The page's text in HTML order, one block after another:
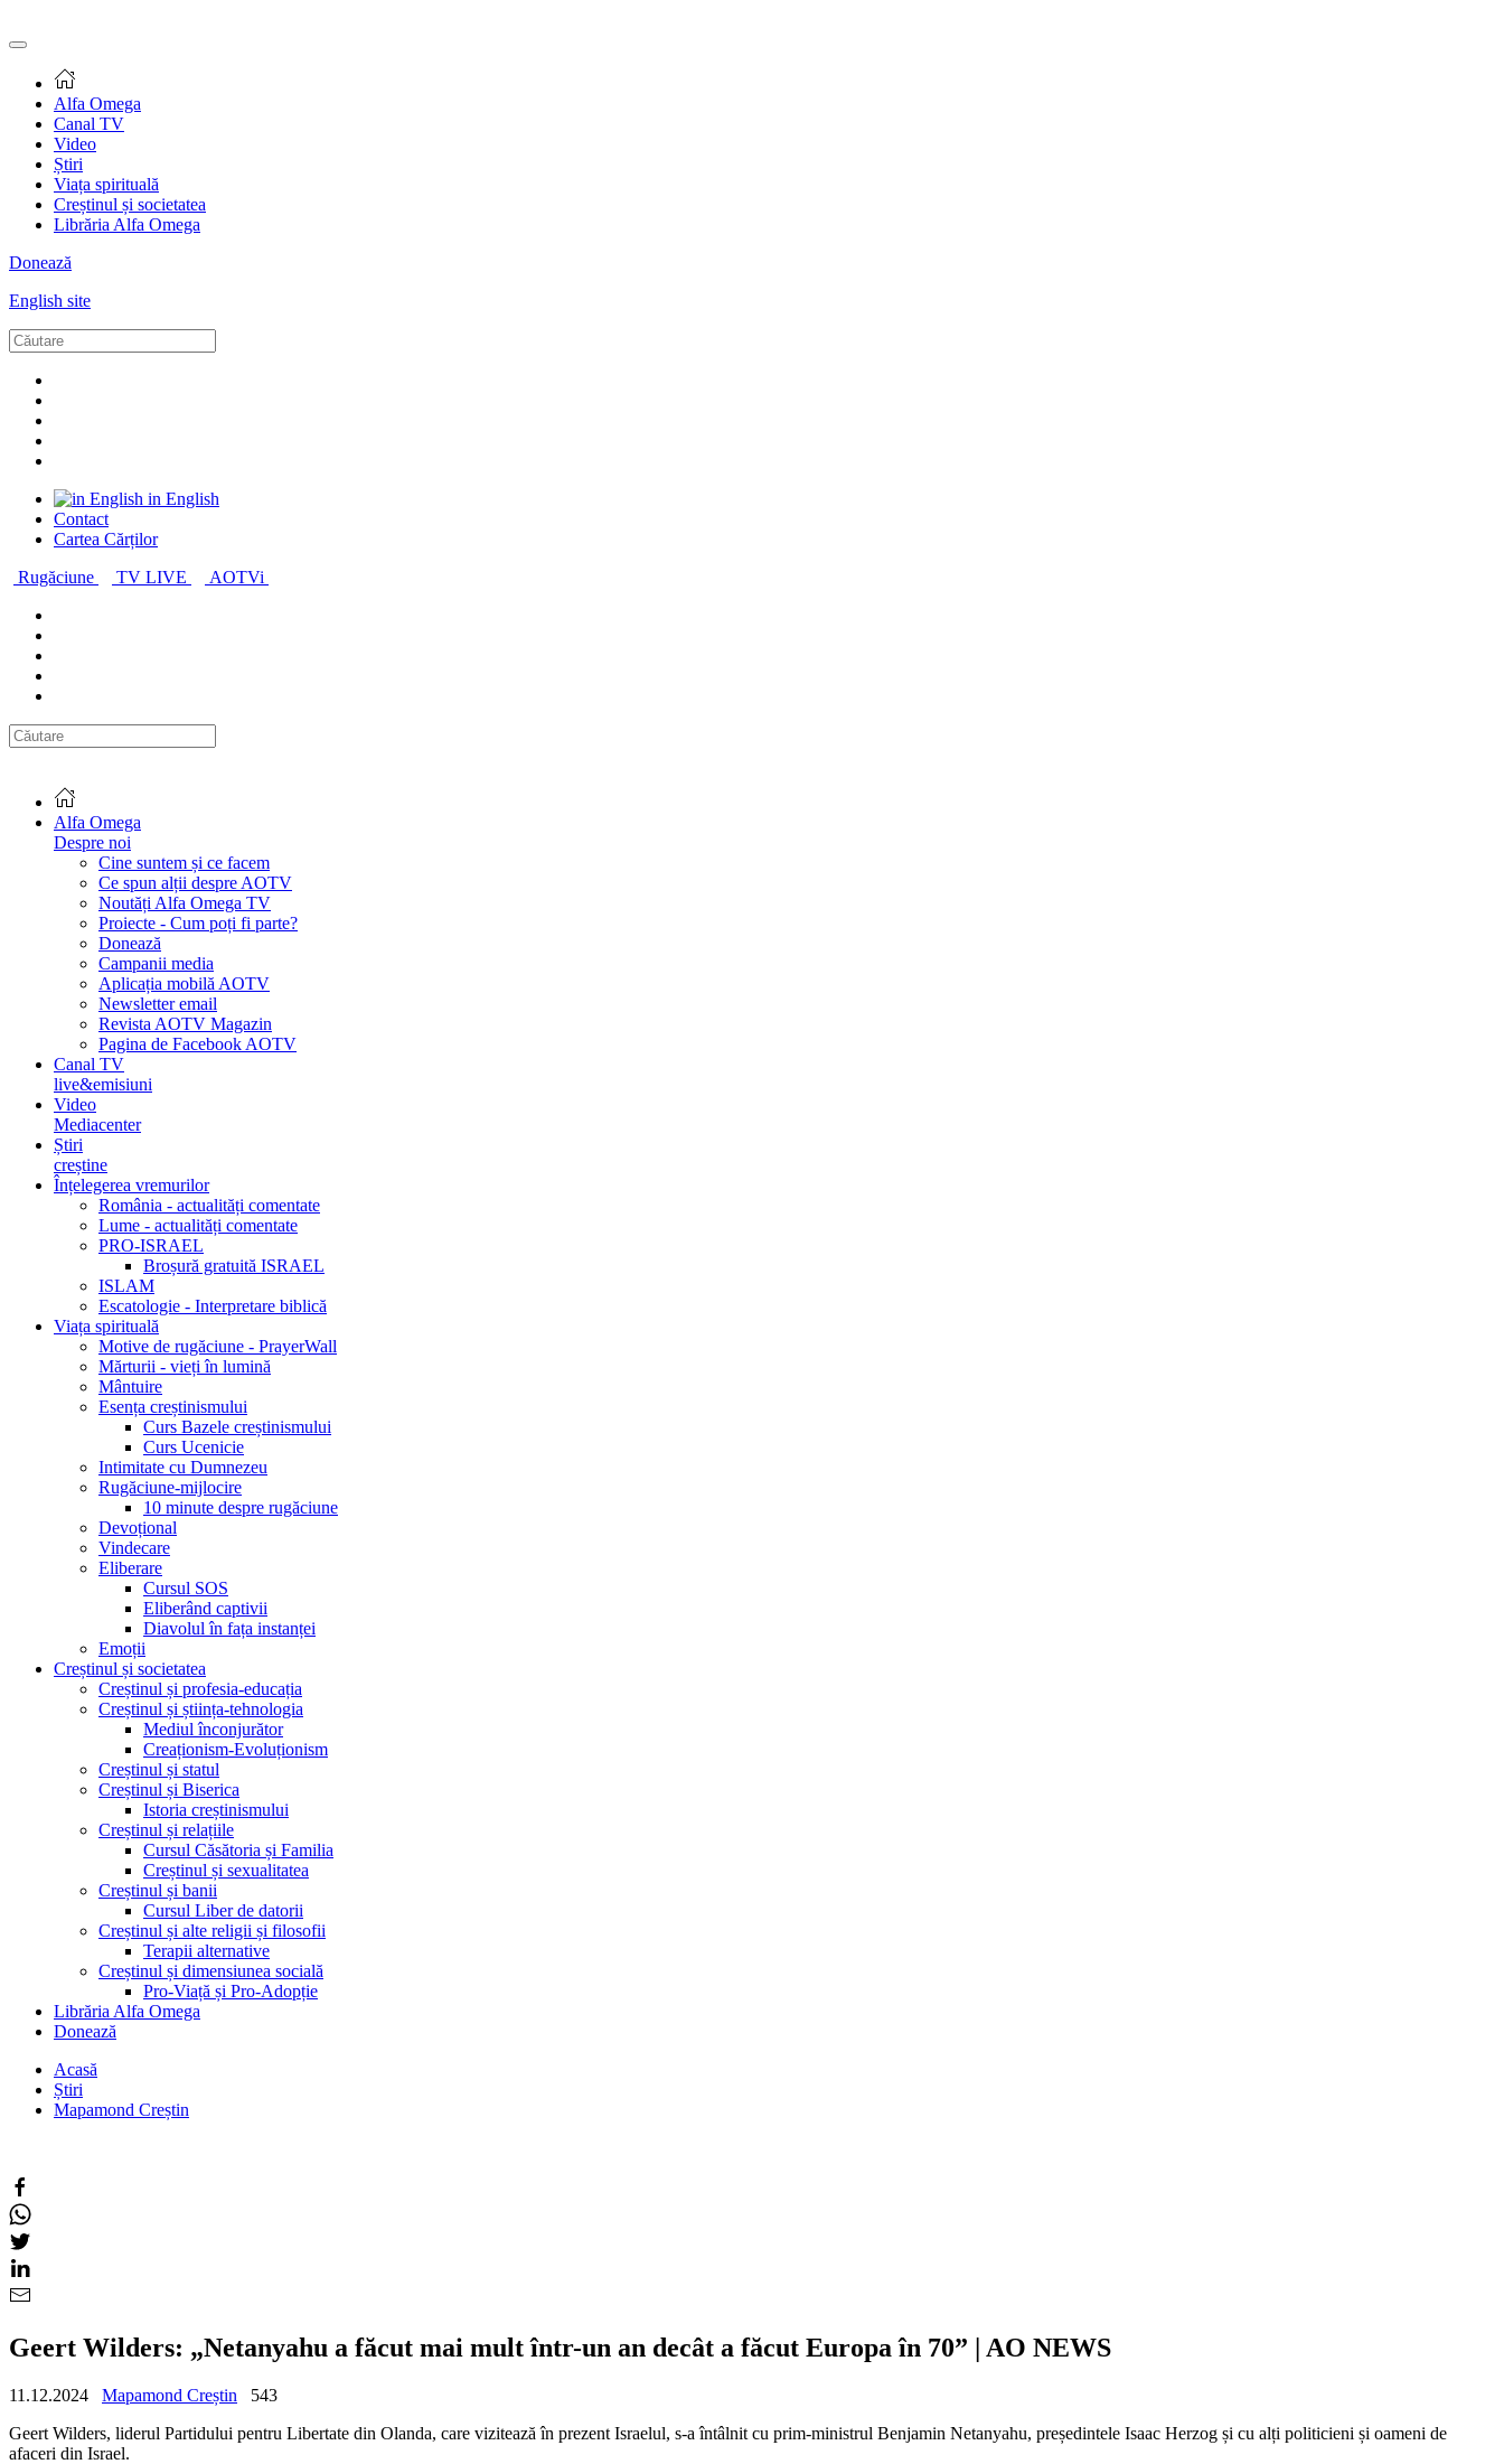
Alfa Omega
Canal TV
Video
Știri
Viața spirituală
Creștinul și societatea
Librăria Alfa Omega
Donează
English site
in English
Contact
Cartea Cărților
Rugăciune
TV LIVE AOTVi
Alfa Omega
Despre noi
Cine suntem și ce facem
Ce spun alții despre AOTV
Noutăți Alfa Omega TV
Proiecte - Cum poți fi parte?
Donează
Campanii media
Aplicația mobilă AOTV
Newsletter email
Revista AOTV Magazin
Pagina de Facebook AOTV
Canal TV
live&emisiuni
Video
Mediacenter
Știri
creștine
Înțelegerea vremurilor
România - actualități comentate
Lume - actualități comentate
PRO-ISRAEL
Broșură gratuită ISRAEL
ISLAM
Escatologie - Interpretare biblică
Viața spirituală
Motive de rugăciune - PrayerWall
Mărturii - vieți în lumină
Mântuire
Esența creștinismului
Curs Bazele creștinismului
Curs Ucenicie
Intimitate cu Dumnezeu
Rugăciune-mijlocire
10 minute despre rugăciune
Devoțional
Vindecare
Eliberare
Cursul SOS
Eliberând captivii
Diavolul în fața instanței
Emoții
Creștinul și societatea
Creștinul și profesia-educația
Creștinul și știința-tehnologia
Mediul înconjurător
Creaționism-Evoluționism
Creștinul și statul
Creștinul și Biserica
Istoria creștinismului
Creștinul și relațiile
Cursul Căsătoria și Familia
Creștinul și sexualitatea
Creștinul și banii
Cursul Liber de datorii
Creștinul și alte religii și filosofii
Terapii alternative
Creștinul și dimensiunea socială
Pro-Viață și Pro-Adopție
Librăria Alfa Omega
Donează
Acasă
Știri
Mapamond Creștin
Geert Wilders: „Netanyahu a făcut mai mult într-un an decât a făcut Europa în 70” | AO NEWS
11.12.2024 Mapamond Creștin
543
Geert Wilders, liderul Partidului pentru Libertate din Olanda, care vizitează în prezent Israelul, s-a întâlnit cu prim-ministrul Benjamin Netanyahu, președintele Isaac Herzog și cu alți politicieni și oameni de
afaceri din Israel.